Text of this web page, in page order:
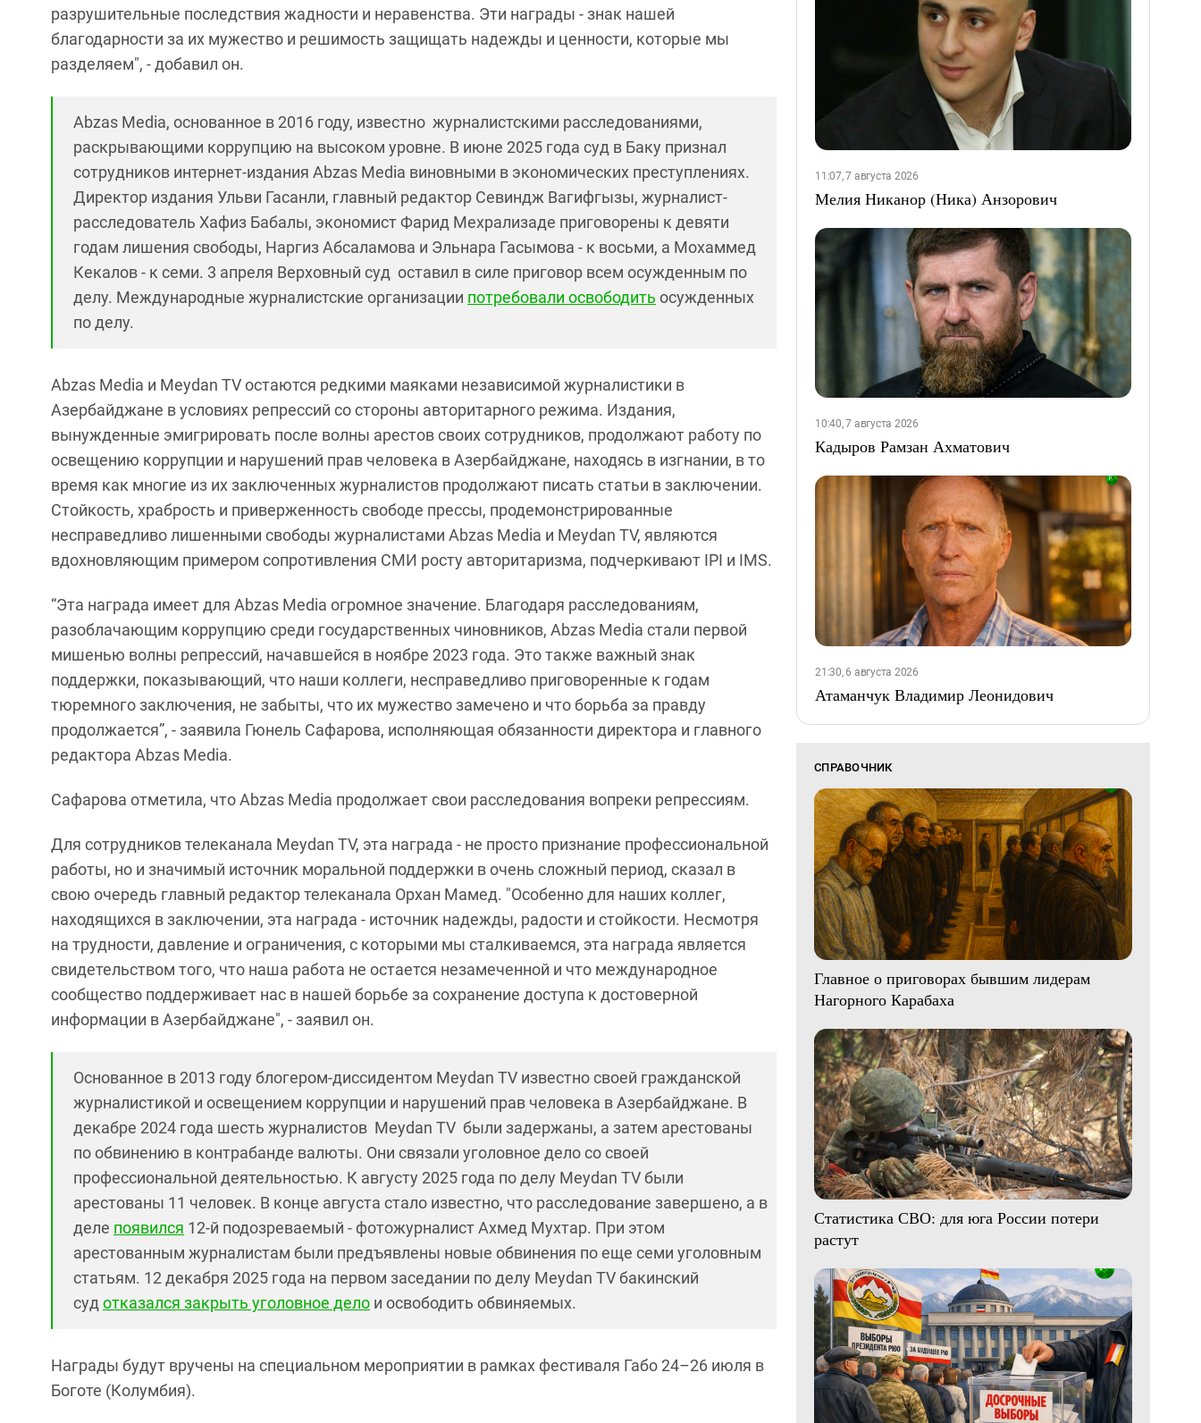
разрушительные последствия жадности и неравенства. Эти награды - знак нашей
благодарности за их мужество и решимость защищать надежды и ценности, которые мы
разделяем", - добавил он.
Abzas Media, основанное в 2016 году, известно журналистскими расследованиями,
раскрывающими коррупцию на высоком уровне. В июне 2025 года суд в Баку признал
сотрудников интернет-издания Abzas Media виновными в экономических преступлениях.
Директор издания Ульви Гасанли, главный редактор Севиндж Вагифгызы, журналист-
расследователь Хафиз Бабалы, экономист Фарид Мехрализаде приговорены к девяти
годам лишения свободы, Наргиз Абсаламова и Эльнара Гасымова - к восьми, а Мохаммед
Кекалов - к семи. 3 апреля Верховный суд оставил в силе приговор всем осужденным по
делу. Международные журналистские организации потребовали освободить осужденных
по делу.
Abzas Media и Meydan TV остаются редкими маяками независимой журналистики в
Азербайджане в условиях репрессий со стороны авторитарного режима. Издания,
вынужденные эмигрировать после волны арестов своих сотрудников, продолжают работу по
освещению коррупции и нарушений прав человека в Азербайджане, находясь в изгнании, в то
время как многие из их заключенных журналистов продолжают писать статьи в заключении.
Стойкость, храбрость и приверженность свободе прессы, продемонстрированные
несправедливо лишенными свободы журналистами Abzas Media и Meydan TV, являются
вдохновляющим примером сопротивления СМИ росту авторитаризма, подчеркивают IPI и IMS.
“Эта награда имеет для Abzas Media огромное значение. Благодаря расследованиям,
разоблачающим коррупцию среди государственных чиновников, Abzas Media стали первой
мишенью волны репрессий, начавшейся в ноябре 2023 года. Это также важный знак
поддержки, показывающий, что наши коллеги, несправедливо приговоренные к годам
тюремного заключения, не забыты, что их мужество замечено и что борьба за правду
продолжается”, - заявила Гюнель Сафарова, исполняющая обязанности директора и главного
редактора Abzas Media.
Сафарова отметила, что Abzas Media продолжает свои расследования вопреки репрессиям.
Для сотрудников телеканала Meydan TV, эта награда - не просто признание профессиональной
работы, но и значимый источник моральной поддержки в очень сложный период, сказал в
свою очередь главный редактор телеканала Орхан Мамед. "Особенно для наших коллег,
находящихся в заключении, эта награда - источник надежды, радости и стойкости. Несмотря
на трудности, давление и ограничения, с которыми мы сталкиваемся, эта награда является
свидетельством того, что наша работа не остается незамеченной и что международное
сообщество поддерживает нас в нашей борьбе за сохранение доступа к достоверной
информации в Азербайджане", - заявил он.
Основанное в 2013 году блогером-диссидентом Meydan TV известно своей гражданской
журналистикой и освещением коррупции и нарушений прав человека в Азербайджане. В
декабре 2024 года шесть журналистов Meydan TV были задержаны, а затем арестованы
по обвинению в контрабанде валюты. Они связали уголовное дело со своей
профессиональной деятельностью. К августу 2025 года по делу Meydan TV были
арестованы 11 человек. В конце августа стало известно, что расследование завершено, а в
деле появился 12-й подозреваемый - фотожурналист Ахмед Мухтар. При этом
арестованным журналистам были предъявлены новые обвинения по еще семи уголовным
статьям. 12 декабря 2025 года на первом заседании по делу Meydan TV бакинский
судотказался закрыть уголовное дело и освободить обвиняемых.
Награды будут вручены на специальном мероприятии в рамках фестиваля Габо 24–26 июля в
Боготе (Колумбия).
11:07, 7 августа 2026
Мелия Никанор (Ника) Анзорович
10:40, 7 августа 2026
Кадыров Рамзан Ахматович
21:30, 6 августа 2026
Атаманчук Владимир Леонидович
СПРАВОЧНИК
Главное о приговорах бывшим лидерам
Нагорного Карабаха
Статистика СВО: для юга России потери
растут